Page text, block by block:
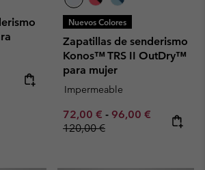
Nuevos Colores
Zapatillas de senderismo
Konos™ TRS II OutDry™
para mujer
Impermeable
Minimum sale price:
72,00 € - Maximum sale
96,00 € Regular
120,00 €